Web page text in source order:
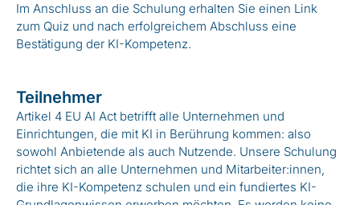
Im Anschluss an die Schulung erhalten Sie einen Link
zum Quiz und nach erfolgreichem Abschluss eine
Bestätigung der KI-Kompetenz.
Teilnehmer
Artikel 4 EU AI Act betrifft alle Unternehmen und
Einrichtungen, die mit KI in Berührung kommen: also
sowohl Anbietende als auch Nutzende. Unsere Schulung
richtet sich an alle Unternehmen und Mitarbeiter:innen,
die ihre KI-Kompetenz schulen und ein fundiertes KI-